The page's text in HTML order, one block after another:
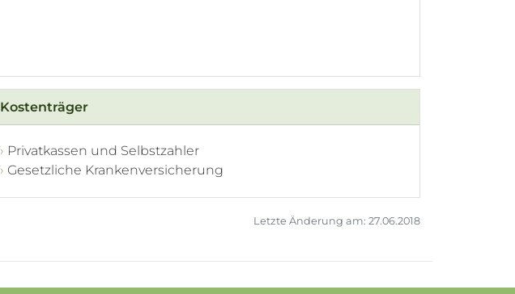
Kostenträger
Privatkassen und Selbstzahler
Gesetzliche Krankenversicherung
Letzte Änderung am: 27.06.2018